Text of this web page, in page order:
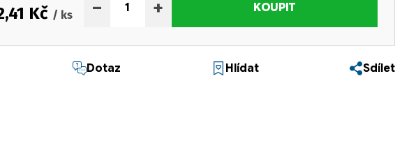
Kč / ks +
− KOUPIT
Dotaz Hlídat Sdílet